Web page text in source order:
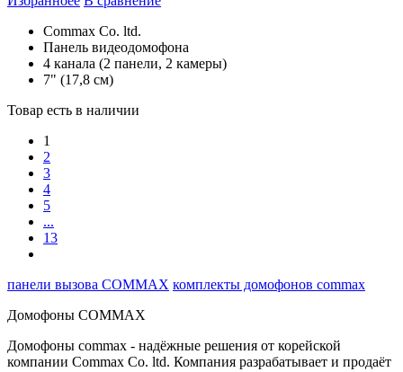
Commax Co. ltd.
Панель видеодомофона
4 канала (2 панели, 2 камеры)
7" (17,8 см)
Товар есть в наличии
1
2
3
4
5
...
13
панели вызова COMMAX комплекты домофонов commax
Домофоны COMMAX
Домофоны commax - надёжные решения от корейской
компании Commax Co. ltd. Компания разрабатывает и продаёт